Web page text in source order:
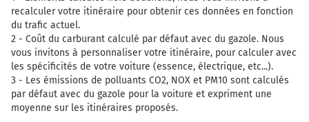
recalculer votre itinéraire pour obtenir ces données en fonction
du trafic actuel.
2 - Coût du carburant calculé par défaut avec du gazole. Nous
vous invitons à personnaliser votre itinéraire, pour calculer avec
les spécificités de votre voiture (essence, électrique, etc...).
3 - Les émissions de polluants CO2, NOX et PM10 sont calculés
par défaut avec du gazole pour la voiture et expriment une
moyenne sur les itinéraires proposés.